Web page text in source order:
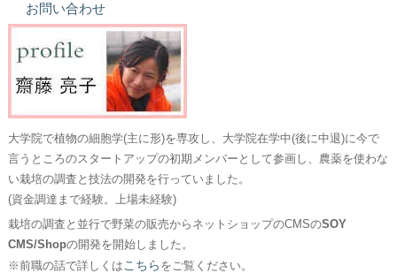
お問い合わせ
大学院で植物の細胞学(主に形)を専攻し、大学院在学中(後に中退)に今で
言うところのスタートアップの初期メンバーとして参画し、農薬を使わな
い栽培の調査と技法の開発を行っていました。
(資金調達まで経験。上場未経験)
栽培の調査と並行で野菜の販売からネットショップのCMSのSOY
CMS/Shopの開発を開始しました。
※前職の話で詳しくは こちら をご覧ください。